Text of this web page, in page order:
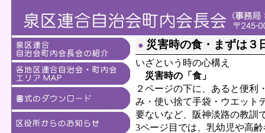
● 災害時の食・まずは３
いざという時の心構え
災害時の「食」
２ページの下に、あると便利
み・使い捨て手袋・ウエット
要ないなど、阪神淡路の教訓
3ページ目では、乳幼児や高